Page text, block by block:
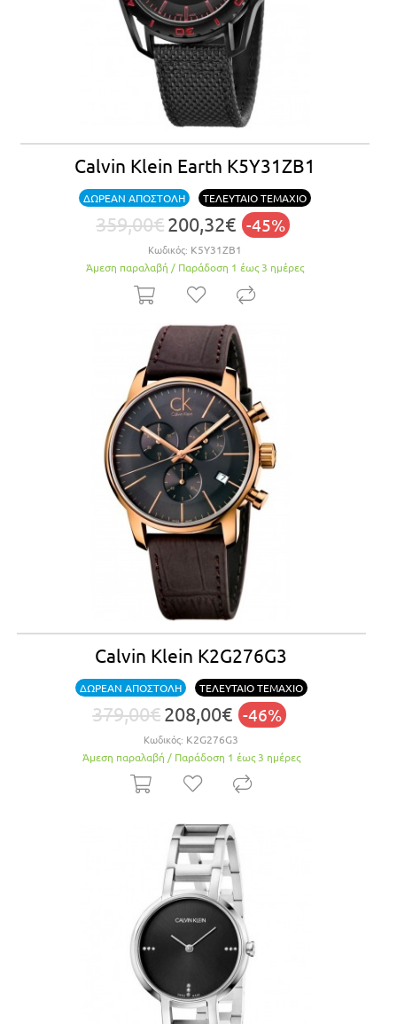
Calvin Klein Earth K5Y31ZB1
ΔΩΡΕΑΝ ΑΠΟΣΤΟΛΗ ΤΕΛΕΥΤΑΙΟ ΤΕΜΑΧΙΟ
359,00€200,32€ -45%
Κωδικός: K5Y31ZB1
Άμεση παραλαβή / Παράδoση 1 έως 3 ημέρες
Calvin Klein K2G276G3
ΔΩΡΕΑΝ ΑΠΟΣΤΟΛΗ ΤΕΛΕΥΤΑΙΟ ΤΕΜΑΧΙΟ
379,00€208,00€ -46%
Κωδικός: K2G276G3
Άμεση παραλαβή / Παράδoση 1 έως 3 ημέρες